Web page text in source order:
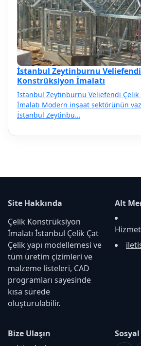
İstanbul Zeytinburnu
Konstrüksiyon İmalatı
İstanbul Zeytinburnu Veliefendi Çelik
İmalatı Modern inşaat sektörünün
İstanbul Zeytinbu…
Site Hakkında
Çelik Konstrüksiyon
İmalatı İstanbul Çelik Çat
Çelik yapı modellemesi ve
tüm üretim çizimleri ve
malzeme listeleri, CAD
programları sayesinde
kısa sürede
oluşturulabilir.
Alt
Bize Ulaşın